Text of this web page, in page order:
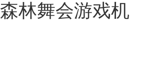
森林舞会游戏机